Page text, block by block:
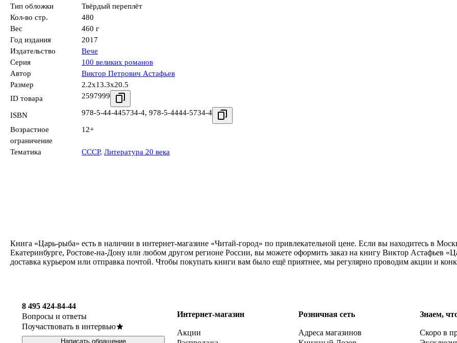
Тип обложки
Твёрдый переплёт
Кол-во стр.
480
Вес
460 г
Год издания
2017
Издательство
Вече
Серия
100 великих романов
Автор
Виктор Петрович Астафьев
Размер
2.2x13.3x20.5
ID товара
2597999
ISBN 978-5-44-445734-4, 978-5-4444-5734-4
Возрастное
ограничение
12+
Тематика СССР, Литература 20 века
Книга «Царь-рыба» есть в наличии в интернет-магазине «Читай-город» по привлекательной цене. Если вы находитесь в
Екатеринбурге, Ростове-на-Дону или любом другом регионе России, вы можете оформить заказ на книгу Виктор Астафьев
доставка курьером или отправка почтой. Чтобы покупать книги вам было ещё приятнее, мы регулярно проводим акции и
8 495 424-84-44
Вопросы и ответы
Поучаствовать в интервью
Написать обращение
Интернет-магазин
Акции
Розничная сеть
Адреса магазинов
Знаем,
Скоро в